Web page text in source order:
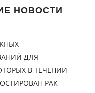
НОВОСТИ
ДЛЯ
В ТЕЧЕНИИ
РАК